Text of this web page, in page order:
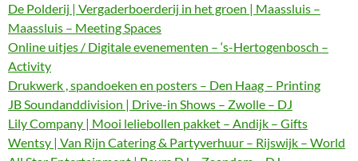
De Polderij | Vergaderboerderij in het groen | Maassluis –
Maassluis – Meeting Spaces
Online uitjes / Digitale evenementen – ‘s-Hertogenbosch –
Activity
Drukwerk , spandoeken en posters – Den Haag – Printing
JB Soundanddivision | Drive-in Shows – Zwolle – DJ
Lily Company | Mooi leliebollen pakket – Andijk – Gifts
Wentsy | Van Rijn Catering & Partyverhuur – Rijswijk – World